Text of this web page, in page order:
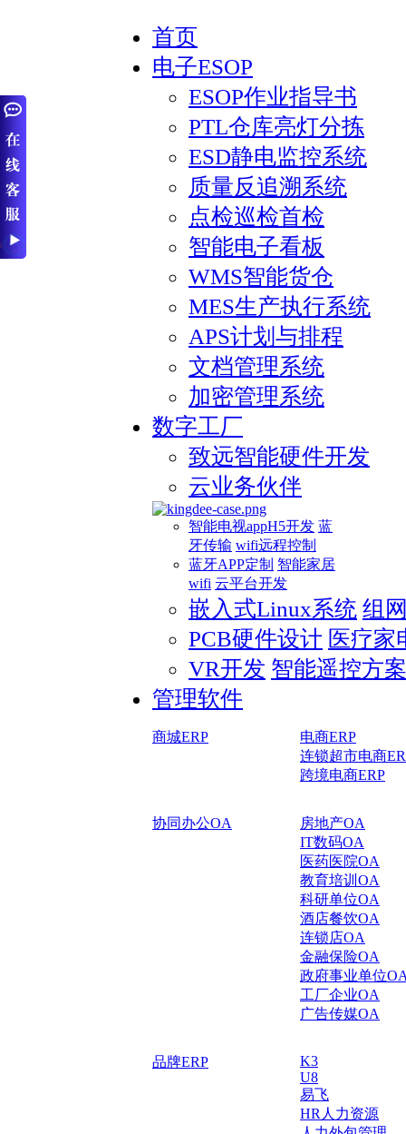
首页
电子ESOP
ESOP作业指导书
PTL仓库亮灯分拣
ESD静电监控系统
质量反追溯系统
点检巡检首检
智能电子看板
WMS智能货仓
MES生产执行系统
APS计划与排程
文档管理系统
加密管理系统
数字工厂
致远智能硬件开发
云业务伙伴
智能电视appH5开发 蓝
牙传输 wifi远程控制
蓝牙APP定制 智能家居
wifi 云平台开发
嵌入式Linux系统 组
PCB硬件设计 医疗家
VR开发 智能遥控方案
管理软件
商城ERP
电商ERP
连锁超市电商
跨境电商ERP
协同办公OA
房地产OA
IT数码OA
医药医院OA
教育培训OA
科研单位OA
酒店餐饮OA
连锁店OA
金融保险OA
政府事业单位
工厂企业OA
广告传媒OA
品牌ERP
K3
U8
易飞
HR人力资源